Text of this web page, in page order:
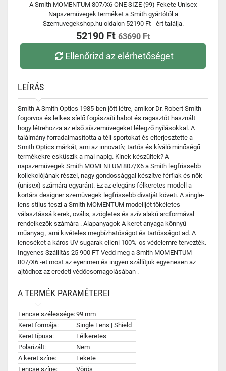
A Smith MOMENTUM 807/X6 ONE SIZE (99) Fekete Unisex
Napszemüvegek terméket a Smith gyártótól a
Szemuvegekshop.hu oldalon 52190 Ft - ért találja.
52190 Ft 63690 Ft
Ellenőrizd az elérhetőséget
LEÍRÁS
Smith A Smith Optics 1985-ben jött létre, amikor Dr. Robert Smith
fogorvos és lelkes síelő fogászaíti habot és ragasztót használt
hogy létrehozza az első síszemüvegeket lélegző nyílásokkal. A
találmány forradalmasította a téli sportokat és elterjesztette a
Smith Optics márkát, ami az innovatív, tartós és kíváló minőségű
termékekre esküszik a mai napig. Kinek készültek? A
napszemüvegek Smith MOMENTUM 807/X6 a Smith legfrissebb
kollekciójának részei, nagy gondossággal készítve férfiak és nők
(unisex) számára egyaránt. Ez az elegáns félkeretes modell a
kortárs designer szemüvegek legfrissebb divatját követi. A single-
lens stílus teszi a Smith MOMENTUM modelljét tökéletes
választássá kerek, ovális, szögletes és szív alakú arcformával
rendelkezők számára . Alapanyagok A keret anyaga könnyű
műanyag , ami kivételes megbízhatóságot és tartósságot ad. A
lencséket a káros UV sugarak elleni 100%-os védelemre tervezték.
Ingyenes Szállítás 25 900 FT Vedd meg a Smith MOMENTUM
807/X6 -et most az eyerimen és ingyen szállítjuk egyenesen az
ajtódhoz az eredeti védőcsomagolásában .
A TERMÉK PARAMÉTEREI
Lencse szélessége:99 mm
Keret formája:
Single Lens | Shield
Keret típusa:
Félkeretes
Polarizált:
Nem
A keret színe:
Fekete
Lencse színe:
Vörös